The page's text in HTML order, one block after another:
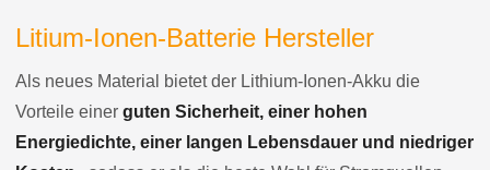
Litium-Ionen-Batterie Hersteller
Als neues Material bietet der Lithium-Ionen-Akku die
Vorteile einer guten Sicherheit, einer hohen
Energiedichte, einer langen Lebensdauer und niedriger